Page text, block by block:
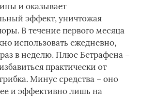
и оказывает
эффект, уничтожая
В течение первого месяца
использовать ежедневно,
в неделю. Плюс Бетрафена –
практически от
Минус средства – оно
и эффективно лишь на